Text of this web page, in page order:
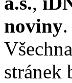
noviny.
stránek